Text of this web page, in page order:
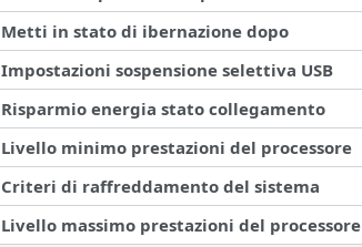
Metti in stato di ibernazione dopo
Impostazioni sospensione selettiva USB
Risparmio energia stato collegamento
Livello minimo prestazioni del processore
Criteri di raffreddamento del sistema
Livello massimo prestazioni del processore